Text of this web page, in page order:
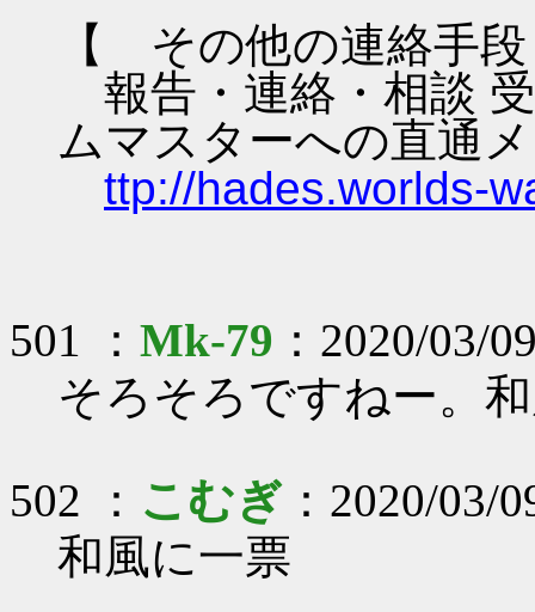
【 その他の連絡手
報告・連絡・相談
ムマスターへの直通
ttp://hades.worlds-
501 ： Mk-79 ：2020/03/
そろそろですねー。
502 ： こむぎ ：2020/03/
和風に一票